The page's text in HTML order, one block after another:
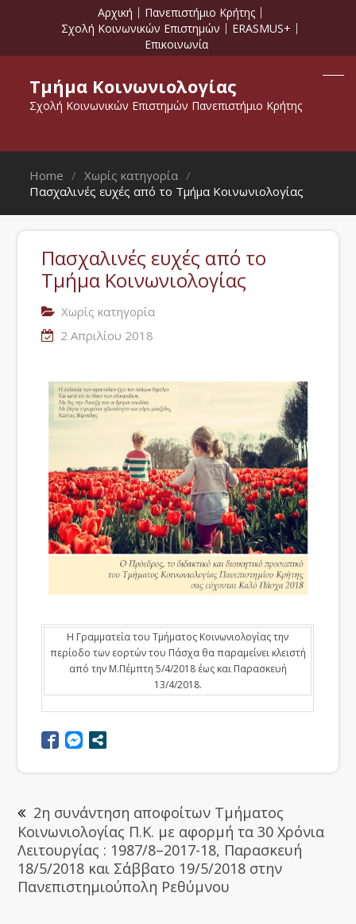
Αρχική
Πανεπιστήμιο Κρήτης
Σχολή Κοινωνικών Επιστημών
ERASMUS+
Επικοινωνία
Τμήμα Κοινωνιολογίας
Σχολή Κοινωνικών Επιστημών Πανεπιστήμιο Κρήτης
Home
Χωρίς κατηγορία
Πασχαλινές ευχές από το Τμήμα Κοινωνιολογίας
Πασχαλινές ευχές από το
Τμήμα Κοινωνιολογίας
Χωρίς κατηγορία
2 Απριλίου 2018
Η Γραμματεία του Τμήματος Κοινωνιολογίας την
περίοδο των εορτών του Πάσχα θα παραμείνει κλειστή
από την Μ.Πέμπτη 5/4/2018 έως και Παρασκευή
13/4/2018.
2η συνάντηση αποφοίτων Τμήματος
Κοινωνιολογίας Π.Κ. με αφορμή τα 30 Χρόνια
Λειτουργίας : 1987/8–2017-18, Παρασκευή
18/5/2018 και Σάββατο 19/5/2018 στην
Πανεπιστημιούπολη Ρεθύμνου